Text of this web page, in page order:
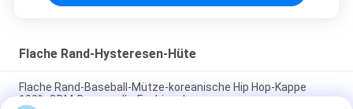
Flache Rand-Hysteresen-Hüte
Flache Rand-Baseball-Mütze-koreanische Hip Hop-Kappe
100% ODM-Baumwolle-Fashional